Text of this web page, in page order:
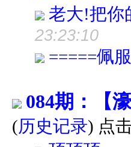
老大!把你
23:23:10
=====佩
084期：【
(历史记录) 点